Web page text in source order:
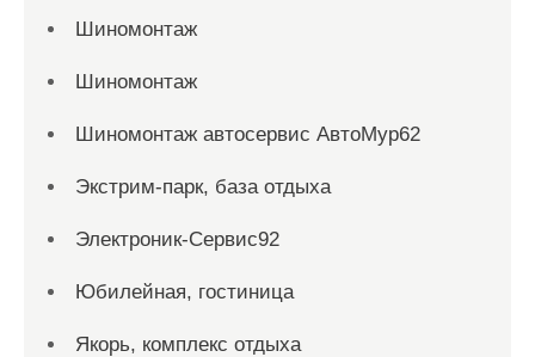
Шиномонтаж
Шиномонтаж
Шиномонтаж автосервис АвтоМур62
Экстрим-парк, база отдыха
Электроник-Сервис92
Юбилейная, гостиница
Якорь, комплекс отдыха